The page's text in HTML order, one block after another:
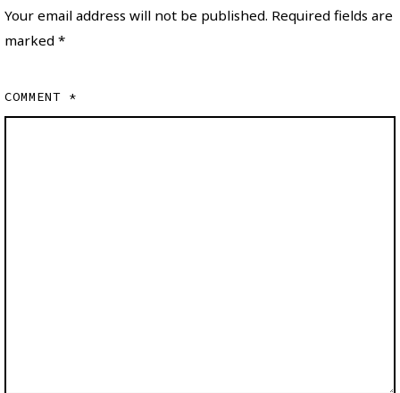
Your email address will not be published. Required fields are
marked*
COMMENT *